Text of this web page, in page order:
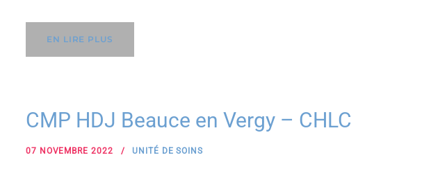
EN LIRE PLUS
CMP HDJ Beauce en Vergy – CHLC
07 NOVEMBRE 2022 UNITÉ DE SOINS